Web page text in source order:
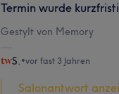
Termin wurde
Gestylt von Memory
S. •vor fast 3 Jahren
Salonantwort